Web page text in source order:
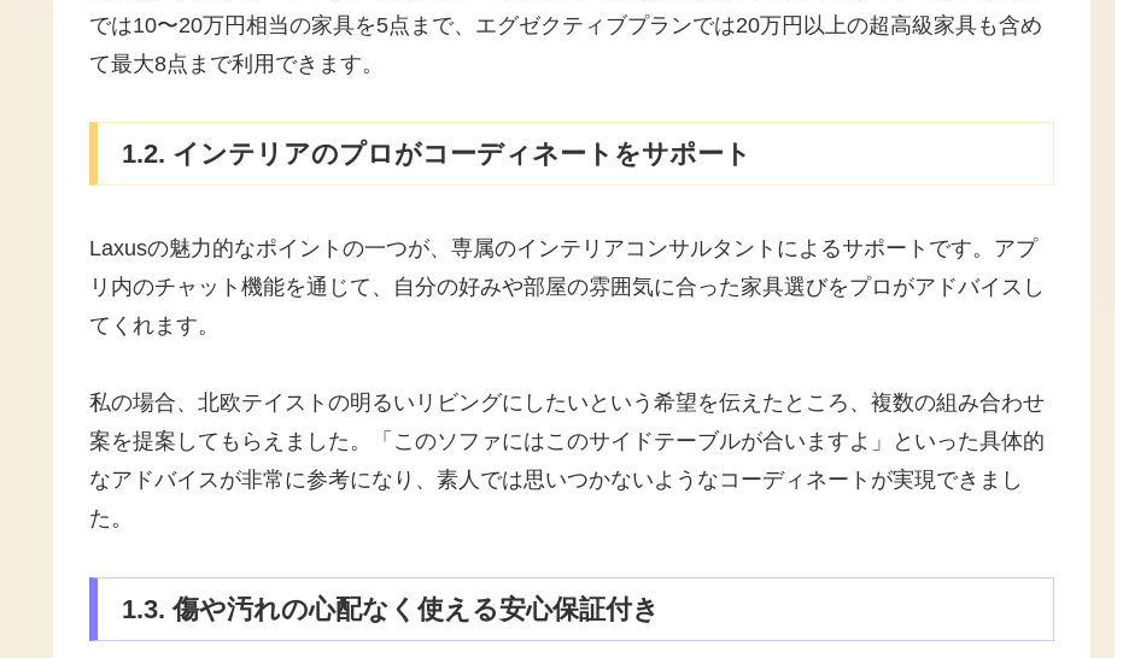
では10〜20万円相当の家具を5点まで、エグゼクティブプランでは20万円以上の超高級家具も含め
て最大8点まで利用できます。
1.2. インテリアのプロがコーディネートをサポート
Laxusの魅力的なポイントの一つが、専属のインテリアコンサルタントによるサポートです。アプ
リ内のチャット機能を通じて、自分の好みや部屋の雰囲気に合った家具選びをプロがアドバイスし
てくれます。
私の場合、北欧テイストの明るいリビングにしたいという希望を伝えたところ、複数の組み合わせ
案を提案してもらえました。「このソファにはこのサイドテーブルが合いますよ」といった具体的
なアドバイスが非常に参考になり、素人では思いつかないようなコーディネートが実現できまし
た。
1.3. 傷や汚れの心配なく使える安心保証付き